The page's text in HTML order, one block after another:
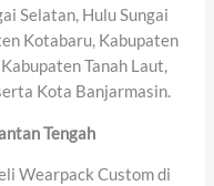
Selatan, Hulu Sungai
Kotabaru, Kabupaten
Tanah Laut,
Kota Banjarmasin.
Tengah
Wearpack Custom di